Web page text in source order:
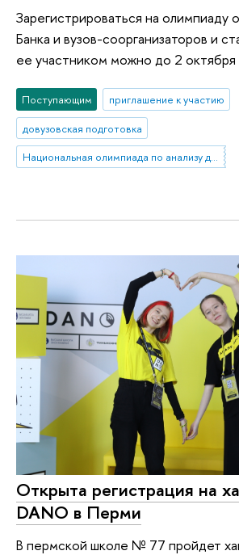
Зарегистрироваться на
Банка и вузов-соорганизаторов и
ее участником можно до 2 октября
Поступающим
приглашение к участию
довузовская подготовка
Национальная олимпиада по анализу данных «DANO»
Открыта регистрация на
DANO в Перми
В пермской школе № 77 пройдет